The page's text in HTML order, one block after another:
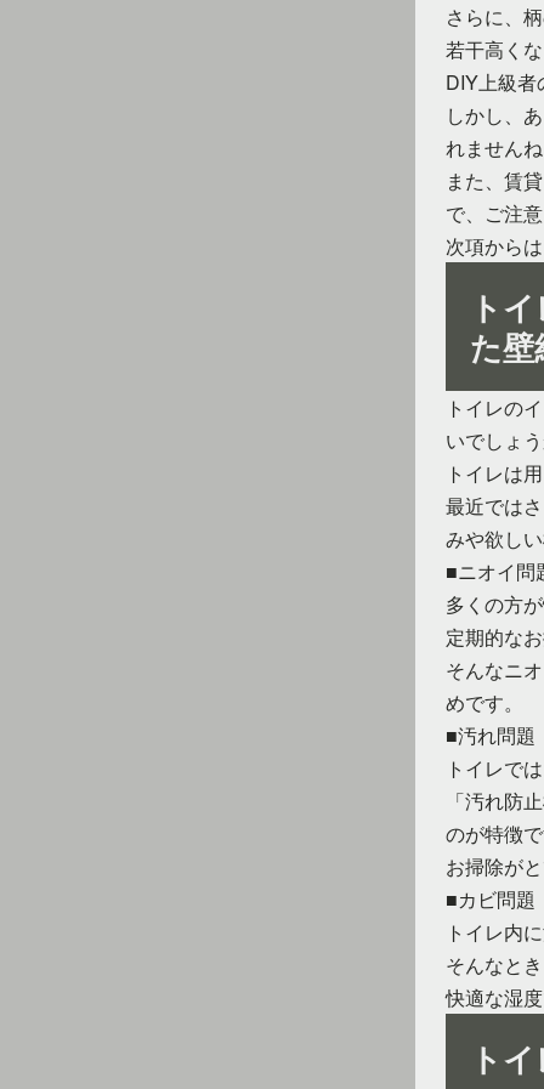
さらに、
若干高く
DIY上級
しかし、
れません
また、賃
で、ご注
次項から
ト
た
トイレの
いでしょ
トイレは
最近では
みや欲し
■ニオイ問
多くの方
定期的な
そんなニ
めです。
■汚れ問題
トイレで
「汚れ防
のが特徴
お掃除が
■カビ問題
トイレ内
そんなと
快適な湿
ト